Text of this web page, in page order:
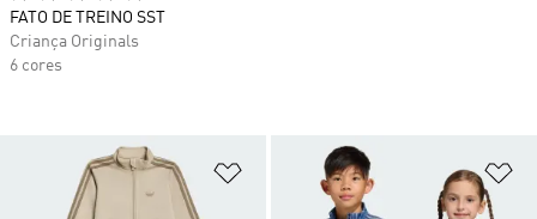
Adicionar à Lista de Desejos
FATO DE TREINO SST
Criança Originals
6 cores